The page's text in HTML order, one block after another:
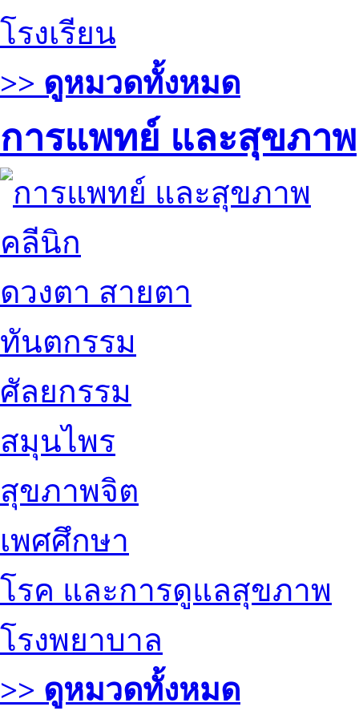
โรงเรียน
>> ดูหมวดทั้งหมด
การแพทย์ และสุขภาพ
คลีนิก
ดวงตา สายตา
ทันตกรรม
ศัลยกรรม
สมุนไพร
สุขภาพจิต
เพศศึกษา
โรค และการดูแลสุขภาพ
โรงพยาบาล
>> ดูหมวดทั้งหมด